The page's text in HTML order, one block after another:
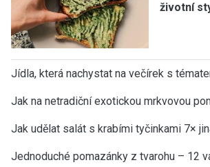
životní
Jídla, která nachystat na večírek s
Jak na netradiční exotickou mrkvovou
Jak udělat salát s krabími tyčinkami 7×
Jednoduché pomazánky z tvarohu – 12